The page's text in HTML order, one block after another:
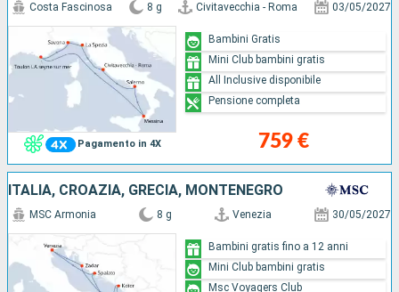
Pagamento in 4X
Costa Fascinosa 8 g Civitavecchia - Roma 03/05/2027
759 €
Bambini Gratis
Mini Club bambini gratis
All Inclusive disponibile
Pensione completa
ITALIA, CROAZIA, GRECIA, MONTENEGRO
MSC Armonia 8 g Venezia 30/05/2027
Bambini gratis fino a 12 anni
Mini Club bambini gratis
Msc Voyagers Club